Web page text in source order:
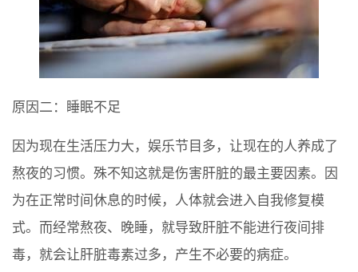
原因二：睡眠不足
因为现在生活压力大，娱乐节目多，让现在的人养成了
熬夜的习惯。殊不知这就是伤害肝脏的最主要因素。因
为在正常时间休息的时候，人体就会进入自我修复模
式。而经常熬夜、晚睡，就导致肝脏不能进行夜间排
毒，就会让肝脏毒素过多，产生不必要的病症。